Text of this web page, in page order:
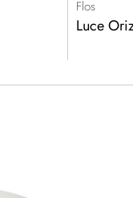
Flos
Luce